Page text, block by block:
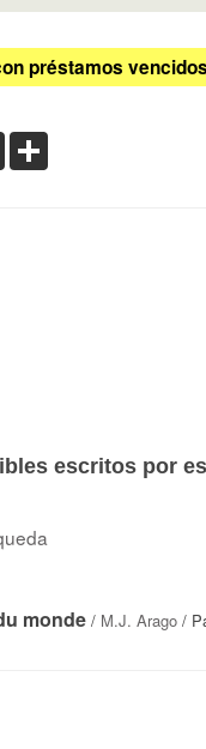
préstamos
Copy
Link
escritos por
monde / M.J. Arago /